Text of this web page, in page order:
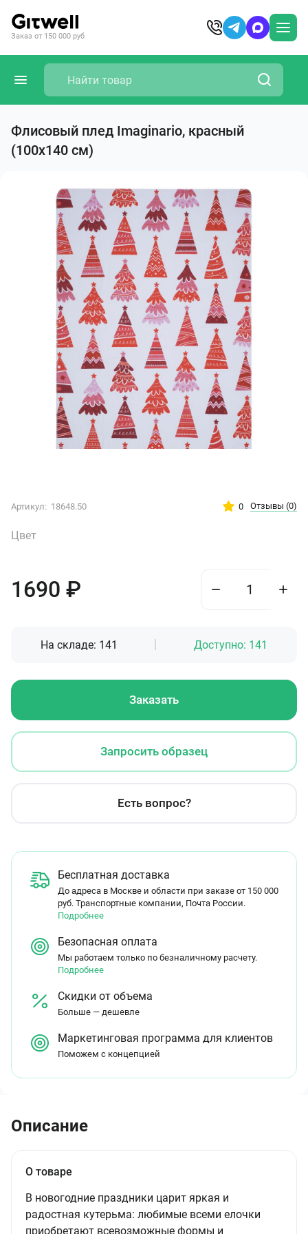
Заказ от 150 000 руб
Флисовый плед Imaginario, красный
(100х140 см)
Артикул: 18648.50 0 Отзывы (0)
Цвет
1690 ₽
На складе: 141 Доступно: 141
Заказать
Запросить образец
Есть вопрос?
Бесплатная доставка
До адреса в Москве и области при заказе от 150 000
руб. Транспортные компании, Почта России.
Подробнее
Безопасная оплата
Мы работаем только по безналичному расчету.
Подробнее
Скидки от объема
Больше — дешевле
Маркетинговая программа для клиентов
Поможем с концепцией
Описание
О товаре
В новогодние праздники царит яркая и
радостная кутерьма: любимые всеми елочки
приобретают всевозможные формы и